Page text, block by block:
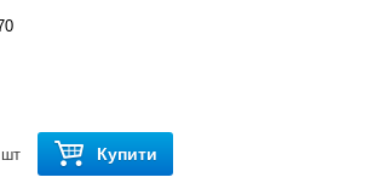
шт Купити